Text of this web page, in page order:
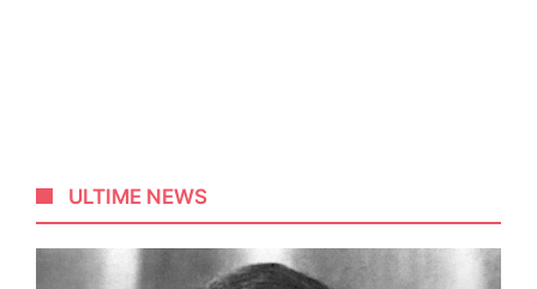
ULTIME NEWS